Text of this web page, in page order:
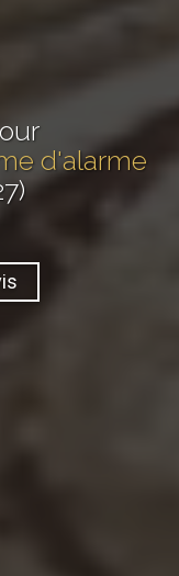
d'alarme